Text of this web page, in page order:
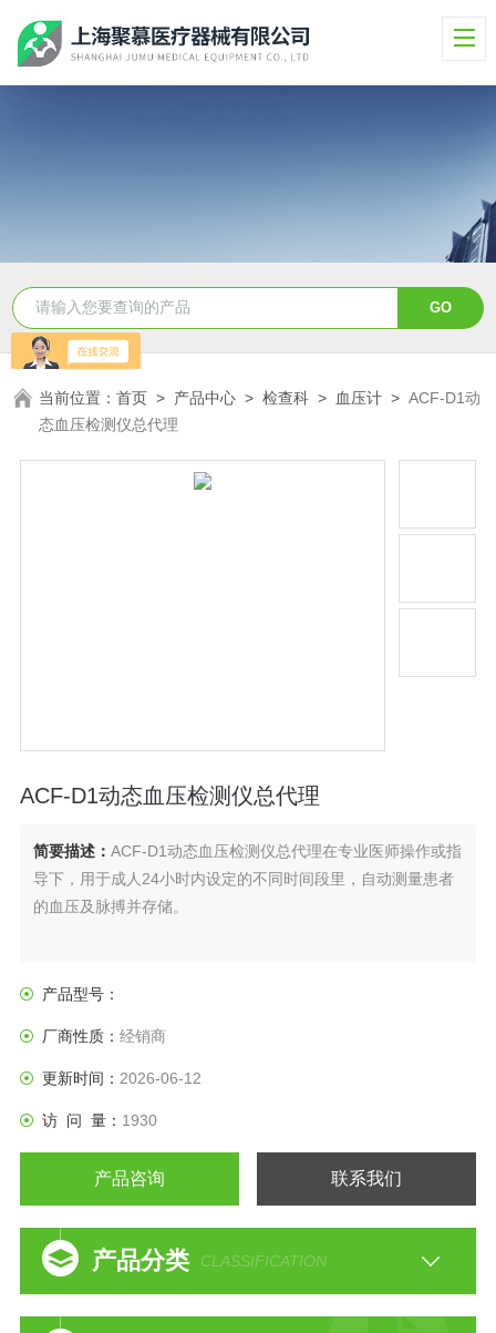
当前位置：首页 > 产品中心 >检查科 > 血压计 >ACF-D1动
态血压检测仪总代理
ACF-D1动态血压检测仪总代理
简要描述： ACF-D1动态血压检测仪总代理在专业医师操作或指
导下，用于成人24小时内设定的不同时间段里，自动测量患者
的血压及脉搏并存储。
产品型号：
厂商性质： 经销商
更新时间： 2026-06-12
访 问 量： 1930
产品咨询 联系我们
产品分类 CLASSIFICATION